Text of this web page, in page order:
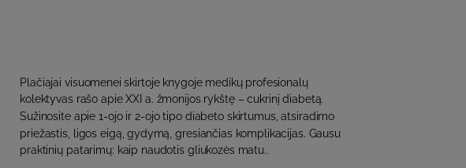
Plačiajai visuomenei skirtoje knygoje medikų profesionalų
kolektyvas rašo apie XXI a. žmonijos rykštę – cukrinį diabetą.
Sužinosite apie 1-ojo ir 2-ojo tipo diabeto skirtumus, atsiradimo
priežastis, ligos eigą, gydymą, gresiančias komplikacijas. Gausu
praktinių patarimų: kaip naudotis gliukozės matu..